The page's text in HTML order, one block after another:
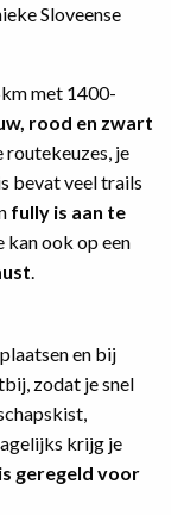
Sloveense
met 1400-
rood en zwart
routekeuzes, je
bevat veel trails
fully is aan te
kan ook op een
en bij
zodat je snel
krijg je
geregeld voor